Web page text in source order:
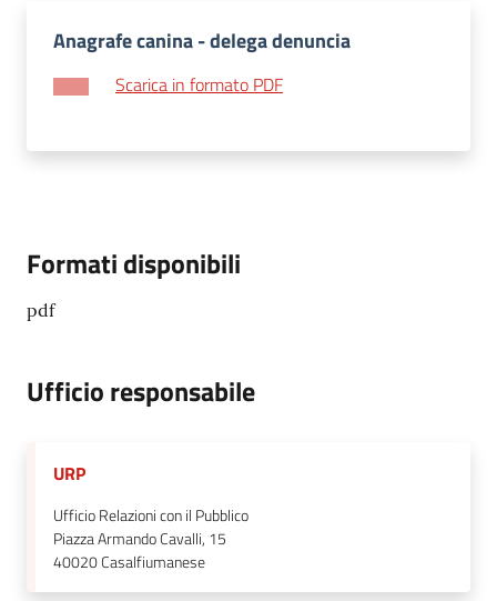
Anagrafe canina - delega denuncia
Scarica in formato PDF
Formati disponibili
pdf
Ufficio responsabile
URP
Ufficio Relazioni con il Pubblico
Piazza Armando Cavalli, 15
40020Casalfiumanese